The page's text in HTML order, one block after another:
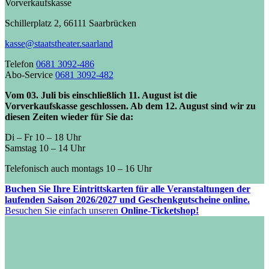
Vorverkaufskasse
Schillerplatz 2, 66111 Saarbrücken
kasse@staatstheater.saarland
Telefon 0681 3092-486
Abo-Service 0681 3092-482
Vom 03. Juli bis einschließlich 11. August ist die
Vorverkaufskasse geschlossen. Ab dem 12. August sind wir zu
diesen Zeiten wieder für Sie da:
Di – Fr 10 – 18 Uhr
Samstag 10 – 14 Uhr
Telefonisch auch montags 10 – 16 Uhr
Buchen Sie Ihre Eintrittskarten für alle Veranstaltungen der
laufenden Saison 2026/2027 und Geschenkgutscheine online.
Besuchen Sie einfach unseren Online-Ticketshop!